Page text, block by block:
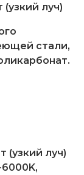
луч)
стали,
(узкий луч)